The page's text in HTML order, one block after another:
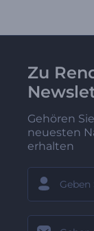
Zu
Gehören
neuesten
erhalten